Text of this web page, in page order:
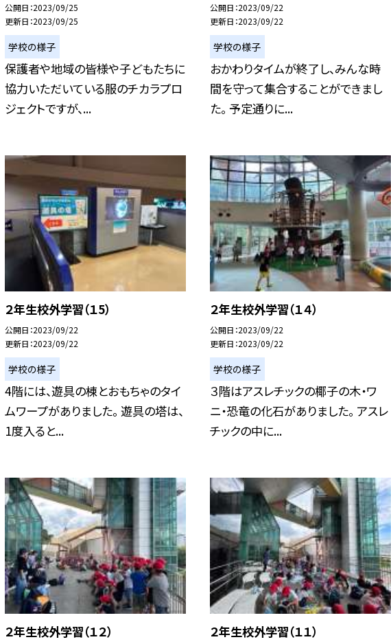
公開日 2023/09/25
更新日 2023/09/25
学校の様子
保護者や地域の皆様や子どもたちに
協力いただいている服のチカラプロ
ジェクトですが、...
公開日 2023/09/22
更新日 2023/09/22
学校の様子
おかわりタイムが終了し、みんな時
間を守って集合することができまし
た。 予定通りに...
２年生校外学習（１5）
公開日 2023/09/22
更新日 2023/09/22
学校の様子
4階には、遊具の棟とおもちゃのタイ
ムワープがありました。 遊具の塔は、
1度入ると...
２年生校外学習（１４）
公開日 2023/09/22
更新日 2023/09/22
学校の様子
３階はアスレチックの椰子の木・ワ
ニ・恐竜の化石がありました。 アスレ
チックの中に...
２年生校外学習（１２） ２年生校外学習（１１）